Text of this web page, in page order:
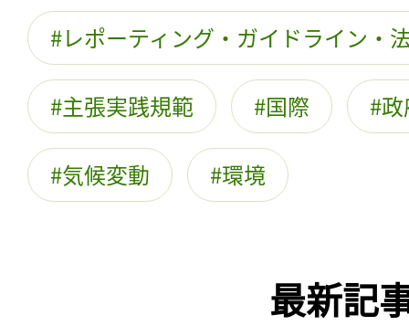
レポーティング・ガイドライン・
主張実践規範 国際
気候変動 環境
最新記